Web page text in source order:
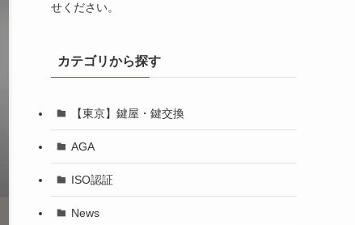
せください。
カテゴリから探す
【東京】鍵屋・鍵交換
AGA
ISO認証
News